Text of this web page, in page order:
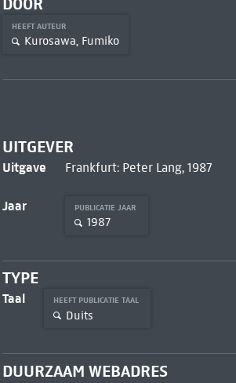
HEEFT AUTEUR
Kurosawa, Fumiko
UITGEVER
Uitgave Frankfurt: Peter Lang, 1987
Jaar PUBLICATIE JAAR
1987
TYPE
Taal HEEFT PUBLICATIE TAAL
Duits
DUURZAAM WEBADRES